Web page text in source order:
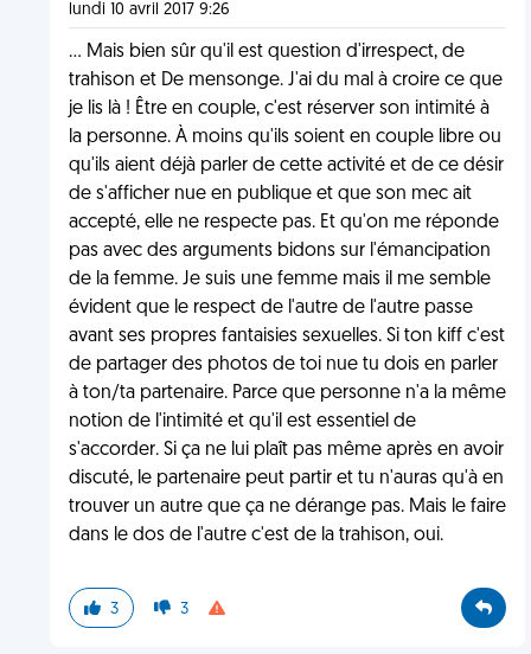
lundi 10 avril 2017 9:26
... Mais bien sûr qu'il est question d'irrespect, de
trahison et De mensonge. J'ai du mal à croire ce que
je lis là ! Être en couple, c'est réserver son intimité à
la personne. À moins qu'ils soient en couple libre ou
qu'ils aient déjà parler de cette activité et de ce désir
de s'afficher nue en publique et que son mec ait
accepté, elle ne respecte pas. Et qu'on me réponde
pas avec des arguments bidons sur l'émancipation
de la femme. Je suis une femme mais il me semble
évident que le respect de l'autre de l'autre passe
avant ses propres fantaisies sexuelles. Si ton kiff c'est
de partager des photos de toi nue tu dois en parler
à ton/ta partenaire. Parce que personne n'a la même
notion de l'intimité et qu'il est essentiel de
s'accorder. Si ça ne lui plaît pas même après en avoir
discuté, le partenaire peut partir et tu n'auras qu'à en
trouver un autre que ça ne dérange pas. Mais le faire
dans le dos de l'autre c'est de la trahison, oui.
3 3